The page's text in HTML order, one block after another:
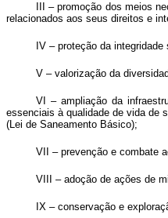
III – promoção dos meios
relacionados aos seus direitos e
IV – proteção da
V – valorização da
VI – ampliação da
essenciais à qualidade de vida de
(Lei de Saneamento Básico);
VII – prevenção e combate
VIII – adoção de ações de
IX – conservação e